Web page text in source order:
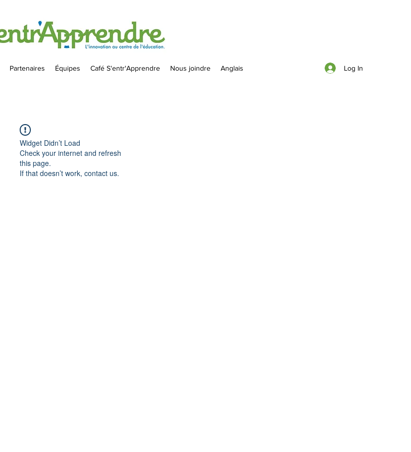
Partenaires Équipes Café S'entr'Apprendre Nous joindre Anglais Log In
Widget Didn’t Load
Check your internet and refresh
this page.
If that doesn’t work, contact us.